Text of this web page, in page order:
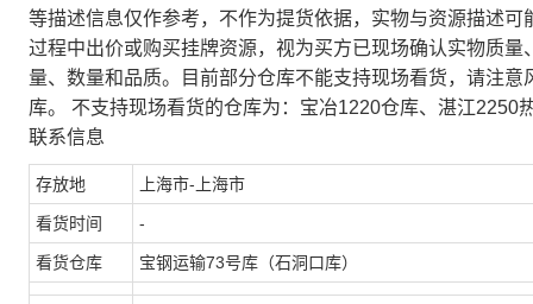
等描述信息仅作参考，不作为提货依据，实物与资源描述
过程中出价或购买挂牌资源，视为买方已现场确认实物质
量、数量和品质。目前部分仓库不能支持现场看货，请注
库。 不支持现场看货的仓库为：宝冶1220仓库、湛江2250
联系信息
存放地 上海市-上海市
看货时间 -
看货仓库 宝钢运输73号库（石洞口库）